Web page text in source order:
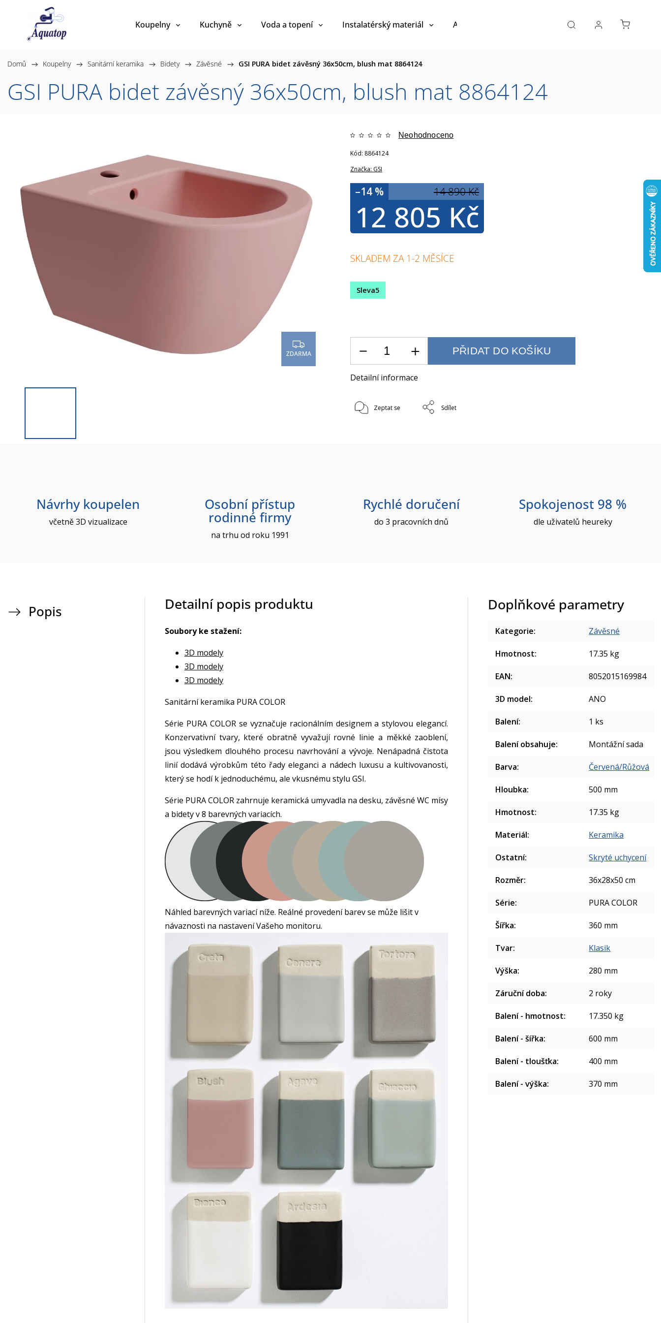
Koupelny Kuchyně Voda a topení Instalatérský materiál Akce a výprodej Návrh koupelny Reference
Domů / Koupelny / Sanitární keramika / Bidety / Závěsné / GSI PURA bidet závěsný 36x50cm, blush mat 8864124
GSI PURA bidet závěsný 36x50cm, blush mat 8864124
ZDARMA
Značka: GSI
Neohodnoceno
14 890 Kč
–14 %
12 805 Kč
Kód: 8864124
Sleva5
SKLADEM ZA 1-2 MĚSÍCE
PŘIDAT DO KOŠÍKU
Detailní informace
Zeptat se Sdílet
Návrhy koupelen
včetně 3D vizualizace
Osobní přístup
rodinné firmy
na trhu od roku 1991
Rychlé doručení
do 3 pracovních dnů
Spokojenost 98 %
dle uživatelů heureky
Popis Detailní popis produktu
Soubory ke stažení:
3D modely
3D modely
3D modely
Sanitární keramika PURA COLOR
Série PURA COLOR se vyznačuje racionálním designem a stylovou elegancí.
Konzervativní tvary, které obratně vyvažují rovné linie a měkké zaoblení,
jsou výsledkem dlouhého procesu navrhování a vývoje. Nenápadná čistota
linií dodává výrobkům této řady eleganci a nádech luxusu a kultivovanosti,
který se hodí k jednoduchému, ale vkusnému stylu GSI.
Série PURA COLOR zahrnuje keramická umyvadla na desku, závěsné WC mísy
a bidety v 8 barevných variacích.
Náhled barevných variací níže. Reálné provedení barev se může lišit v
návaznosti na nastavení Vašeho monitoru.
Doplňkové parametry
Kategorie: Závěsné
Hmotnost: 17.35 kg
EAN: 8052015169984
3D model: ANO
Balení: 1 ks
Balení obsahuje: Montážní sada
Barva: Červená/Růžová
Hloubka: 500 mm
Hmotnost: 17.35 kg
Materiál: Keramika
Ostatní: Skryté uchycení
Rozměr: 36x28x50 cm
Série: PURA COLOR
Šířka: 360 mm
Tvar: Klasik
Výška: 280 mm
Záruční doba: 2 roky
Balení - hmotnost: 17.350 kg
Balení - šířka: 600 mm
Balení - tloušťka: 400 mm
Balení - výška: 370 mm